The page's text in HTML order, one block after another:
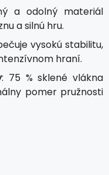
a odolný materiál
a silnú hru.
vysokú stabilitu,
hraní.
: 75 % sklené vlákna
pomer pružnosti